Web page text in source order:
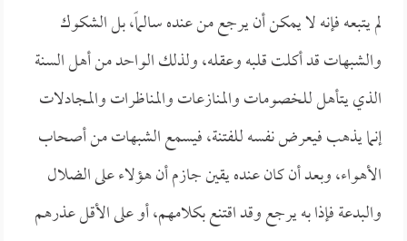
لم يتبعه فإنه لا يمكن أن يرجع من عنده سالماً، بل الشكوك
والشبهات قد أكلت قلبه وعقله، ولذلك الواحد من أهل السنة
الذي يتأهل للخصومات والمنازعات والمناظرات والمجادلات
إنما يذهب فيعرض نفسه للفتنة، فيسمع الشبهات من أصحاب
الأهواء، وبعد أن كان عنده يقين جازم أن هؤلاء على الضلال
والبدعة فإذا به يرجع وقد اقتنع بكلامهم، أو على الأقل عذرهم